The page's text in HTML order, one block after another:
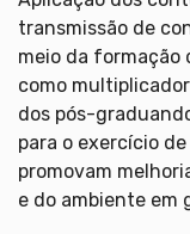
transmissão de
meio da formação
como
dos pós-
para o exercício
promovam
e do ambiente em